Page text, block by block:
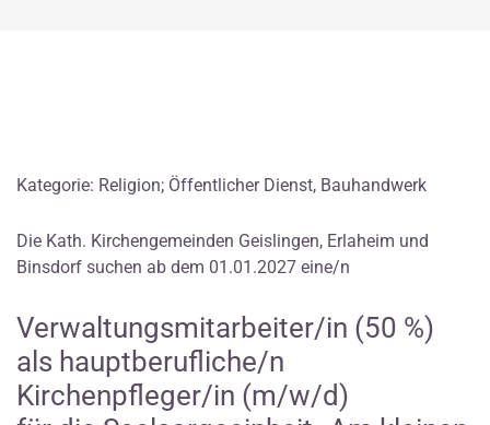
Kategorie: Religion; Öffentlicher Dienst, Bauhandwerk
Die Kath. Kirchengemeinden Geislingen, Erlaheim und
Binsdorf suchen ab dem 01.01.2027 eine/n
Verwaltungsmitarbeiter/in (50 %)
als hauptberufliche/n
Kirchenpfleger/in (m/w/d)